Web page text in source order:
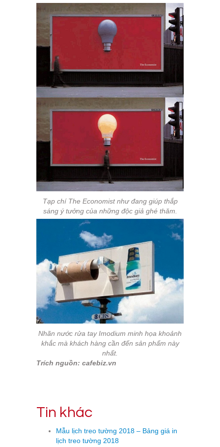
Tạp chí The Economist như đang giúp thắp
sáng ý tưởng của những độc giả ghé thăm.
Nhãn nước rửa tay Imodium minh họa khoảnh
khắc mà khách hàng cần đến sản phẩm này
nhất.
Trích nguồn: cafebiz.vn
Tin khác
Mẫu lịch treo tường 2018 – Bảng giá in
lịch treo tường 2018